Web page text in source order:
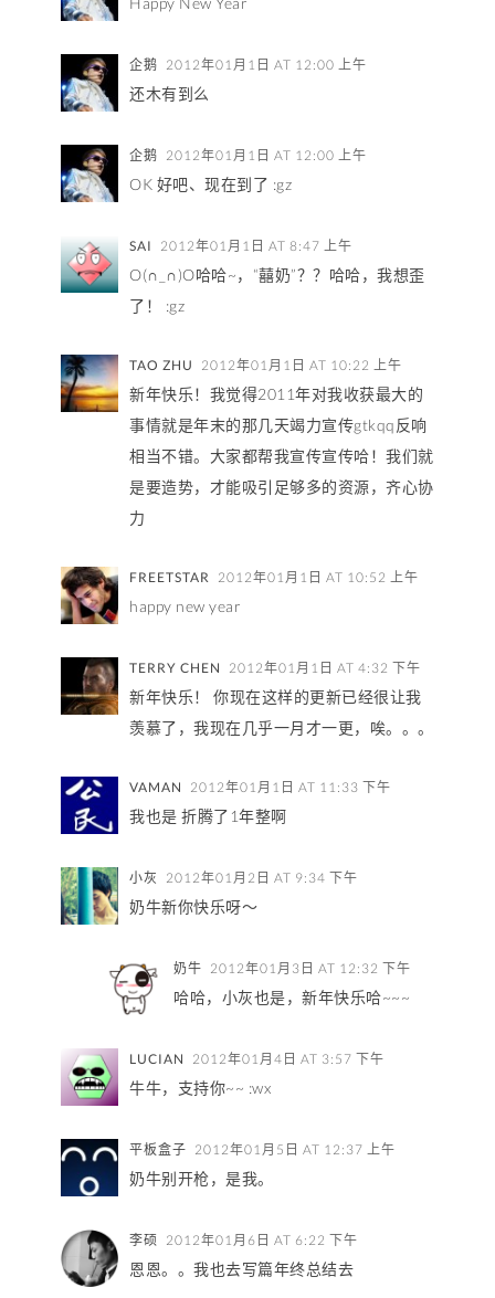
企鹅 2012年01月1日 AT 12:00 上午
还木有到么
企鹅 2012年01月1日 AT 12:00 上午
OK 好吧、现在到了 :gz
SAI 2012年01月1日 AT 8:47 上午
O(∩_∩)O哈哈~，“囍奶”？？哈哈，我想歪
了！ :gz
TAO ZHU 2012年01月1日 AT 10:22 上午
新年快乐！我觉得2011年对我收获最大的
事情就是年末的那几天竭力宣传gtkqq反响
相当不错。大家都帮我宣传宣传哈！我们就
是要造势，才能吸引足够多的资源，齐心协
力
FREETSTAR 2012年01月1日 AT 10:52 上午
happy new year
TERRY CHEN 2012年01月1日 AT 4:32 下午
新年快乐！ 你现在这样的更新已经很让我
羡慕了，我现在几乎一月才一更，唉。。。
VAMAN 2012年01月1日 AT 11:33 下午
我也是 折腾了1年整啊
小灰 2012年01月2日 AT 9:34 下午
奶牛新你快乐呀～
奶牛 2012年01月3日 AT 12:32 下午
哈哈，小灰也是，新年快乐哈~~~
LUCIAN 2012年01月4日 AT 3:57 下午
牛牛，支持你~~ :wx
平板盒子 2012年01月5日 AT 12:37 上午
奶牛别开枪，是我。
李硕 2012年01月6日 AT 6:22 下午
恩恩。。我也去写篇年终总结去